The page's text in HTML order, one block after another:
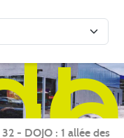
- DOJO : 1 allée des